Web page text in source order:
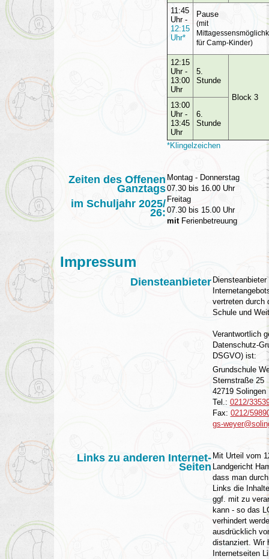
11:45
Uhr -
12:15
Uhr*
Pause
(mit
für Camp-Kinder)
12:15
Uhr -
13:00
Uhr
5.
Stunde
Block 3
13:00
Uhr -
13:45
Uhr
6.
Stunde
*Klingelzeichen
Zeiten des Offenen
Ganztags
im Schuljahr 2025/
26:
Montag - Donnerstag
07.30 bis 16.00 Uhr
Freitag
07.30 bis 15.00 Uhr
mit Ferienbetreuung
Impressum
Diensteanbieter
vertreten durch
Schule und
Verantwortlich
Datenschutz-
DSGVO) ist:
Grundschule
Sternstraße 25
42719 Solingen
Tel.: 0212/
Fax: 0212/
gs-
Links zu anderen Internet-
Seiten
Mit Urteil vom
Landgericht
dass man
Links die
ggf. mit zu
kann - so das
verhindert
ausdrücklich
distanziert. Wir
Internetseiten